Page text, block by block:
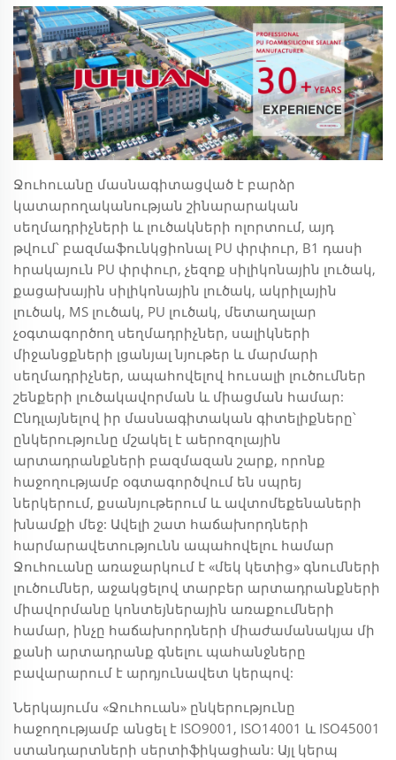
Ջուհուանը մասնագիտացված է բարձր
կատարողականության շինարարական
սեղմադրիչների և լուծակների ոլորտում, այդ
թվում՝ բազմաֆունկցիոնալ PU փրփուր, B1 դասի
հրակայուն PU փրփուր, չեզոք սիլիկոնային լուծակ,
քացախային սիլիկոնային լուծակ, ակրիլային
լուծակ, MS լուծակ, PU լուծակ, մետաղալար
չօգտագործող սեղմադրիչներ, սալիկների
միջանցքների լցանյալ նյութեր և մարմարի
սեղմադրիչներ, ապահովելով հուսալի լուծումներ
շենքերի լուծակավորման և միացման համար:
Ընդլայնելով իր մասնագիտական գիտելիքները՝
ընկերությունը մշակել է աերոզոլային
արտադրանքների բազմազան շարք, որոնք
հաջողությամբ օգտագործվում են սպրեյ
ներկերում, քսանյութերում և ավտոմեքենաների
խնամքի մեջ: Ավելի շատ հաճախորդների
հարմարավետությունն ապահովելու համար
Ջուհուանը առաջարկում է «մեկ կետից» գնումների
լուծումներ, աջակցելով տարբեր արտադրանքների
միավորմանը կոնտեյներային առաքումների
համար, ինչը հաճախորդների միաժամանակյա մի
քանի արտադրանք գնելու պահանջները
բավարարում է արդյունավետ կերպով:
Ներկայումս «Ջուհուան» ընկերությունը
հաջողությամբ անցել է ISO9001, ISO14001 և ISO45001
ստանդարտների սերտիֆիկացիան: Այլ կերպ